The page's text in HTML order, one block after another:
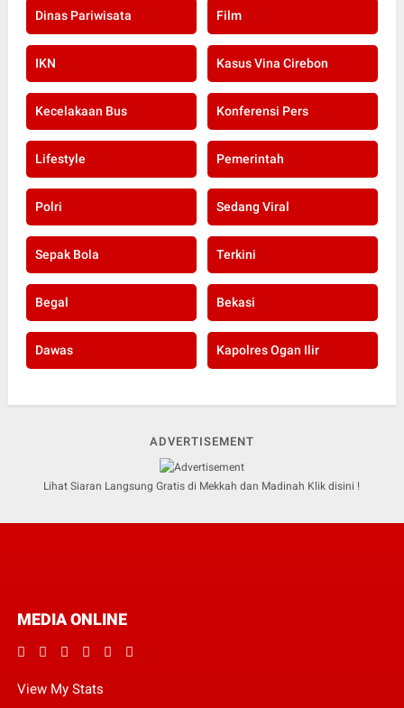
Dinas Pariwisata Film
IKN Kasus Vina Cirebon
Kecelakaan Bus Konferensi Pers
Lifestyle Pemerintah
Polri Sedang Viral
Sepak Bola Terkini
Begal Bekasi
Dawas Kapolres Ogan Ilir
ADVERTISEMENT
Lihat Siaran Langsung Gratis di Mekkah dan Madinah Klik disini !
MEDIA ONLINE
View My Stats